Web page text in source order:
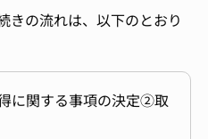
きの流れは、以下のとおり
に関する事項の決定②取